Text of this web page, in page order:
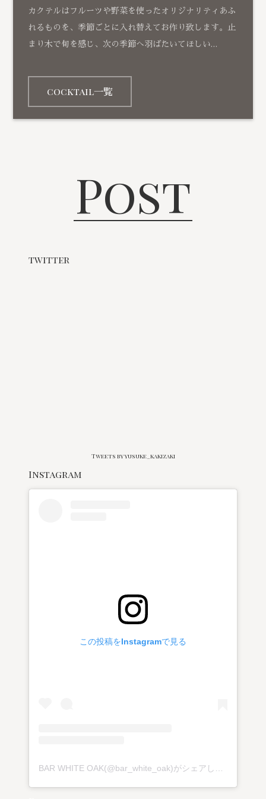
カクテルはフルーツや野菜を使ったオリジナリティあふ
れるものを、季節ごとに入れ替えてお作り致します。止
まり木で旬を感じ、次の季節へ羽ばたいてほしい…
cocktail一覧
Post
twitter
Tweets by yusuke_kakizaki
Instagram
この投稿をInstagramで見る
BAR WHITE OAK(@bar_white_oak)がシェアした投稿